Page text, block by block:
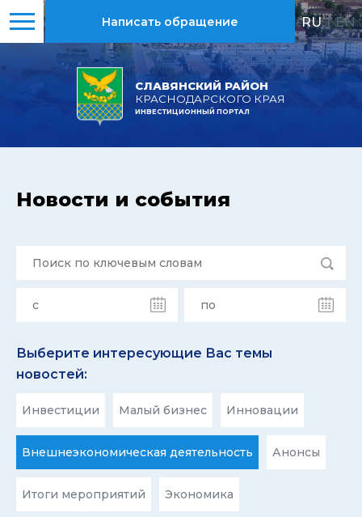
СЛАВЯНСКИЙ РАЙОН
КРАСНОДАРСКОГО КРАЯ
ИНВЕСТИЦИОННЫЙ ПОРТАЛ
Написать обращение RU | EN
Новости и события
Выберите интересующие Вас темы
новостей:
Инвестиции Малый бизнес Инновации
Внешнеэкономическая деятельность Анонсы
Итоги мероприятий Экономика